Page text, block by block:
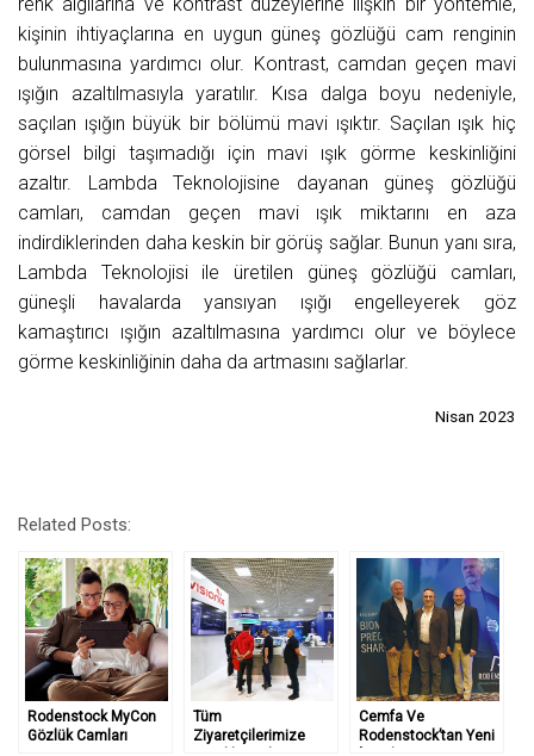
kişinin ihtiyaçlarına en uygun güneş gözlüğü cam renginin
bulunmasına yardımcı olur. Kontrast, camdan geçen mavi
ışığın azaltılmasıyla yaratılır. Kısa dalga boyu nedeniyle,
saçılan ışığın büyük bir bölümü mavi ışıktır. Saçılan ışık hiç
görsel bilgi taşımadığı için mavi ışık görme keskinliğini
azaltır. Lambda Teknolojisine dayanan güneş gözlüğü
camları, camdan geçen mavi ışık miktarını en aza
indirdiklerinden daha keskin bir görüş sağlar. Bunun yanı sıra,
Lambda Teknolojisi ile üretilen güneş gözlüğü camları,
güneşli havalarda yansıyan ışığı engelleyerek göz
kamaştırıcı ışığın azaltılmasına yardımcı olur ve böylece
görme keskinliğinin daha da artmasını sağlarlar.
Nisan 2023
Related Posts:
Rodenstock MyCon
Gözlük Camları
Tüm
Ziyaretçilerimize
Cemfa Ve
Rodenstock’tan Yeni